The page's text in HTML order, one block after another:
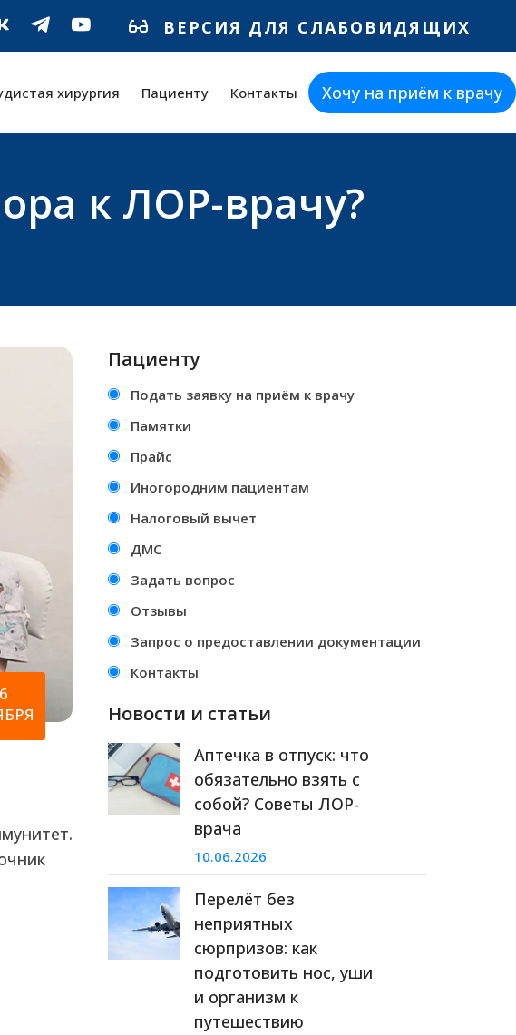
ВЕРСИЯ ДЛЯ СЛАБОВИДЯЩИХ
хирургия Пациенту Контакты Хочу на приём к врачу
к ЛОР-врачу?
Пациенту
Подать заявку на приём к врачу
Памятки
Прайс
Иногородним пациентам
Налоговый вычет
ДМС
Задать вопрос
Отзывы
Запрос о предоставлении документации
Контакты
Новости и статьи
Аптечка в отпуск: что
обязательно взять с
собой? Советы ЛОР-
врача
10.06.2026
Перелёт без
неприятных
сюрпризов: как
подготовить нос, уши
и организм к
путешествию